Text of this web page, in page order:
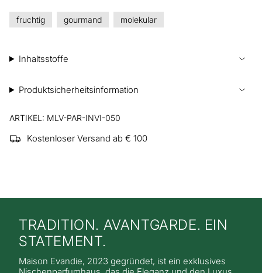
fruchtig gourmand molekular
Inhaltsstoffe
Produktsicherheitsinformation
ARTIKEL: MLV-PAR-INVI-050
Kostenloser Versand ab € 100
TRADITION. AVANTGARDE. EIN
STATEMENT.
Maison Evandie, 2023 gegründet, ist ein exklusives